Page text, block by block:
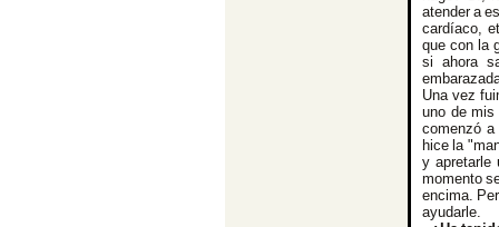
atender a
cardíaco,
que con la
si ahora
Una vez
uno de mis
comenzó
hice la
y apretarle
momento
encima.
ayudarle.